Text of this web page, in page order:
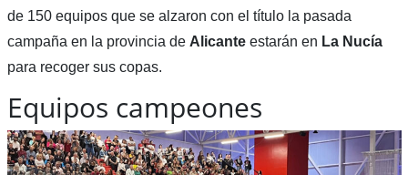
de 150 equipos que se alzaron con el título la pasada
campaña en la provincia de Alicanteestarán en La Nucía
para recoger sus copas.
Equipos campeones